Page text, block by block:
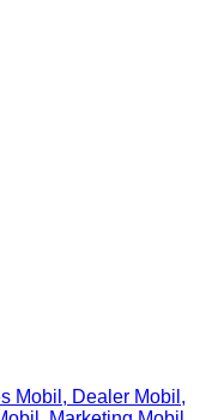
Mobil, Dealer Mobil,